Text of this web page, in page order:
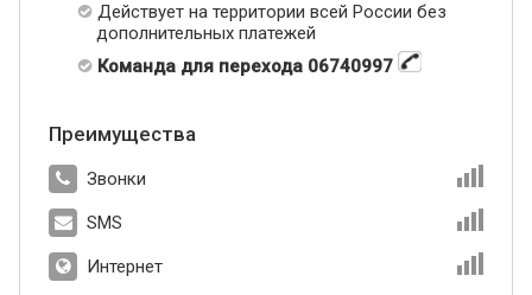
Действует на территории всей России без
дополнительных платежей
Команда для перехода 06740997
Преимущества
Звонки
SMS
Интернет